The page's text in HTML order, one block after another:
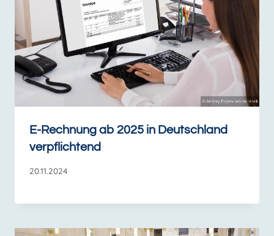
E-Rechnung ab 2025 in Deutschland
verpflichtend
20.11.2024